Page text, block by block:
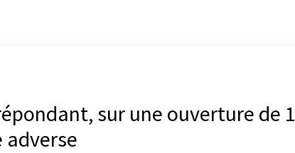
sur une ouverture de 1
adverse